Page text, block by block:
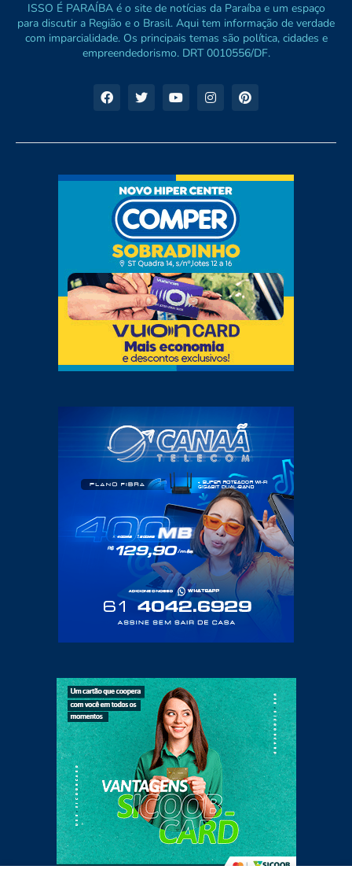
ISSO É PARAÍBA é o site de notícias da Paraíba e um espaço
para discutir a Região e o Brasil. Aqui tem informação de verdade
com imparcialidade. Os principais temas são política, cidades e
empreendedorismo. DRT 0010556/DF.